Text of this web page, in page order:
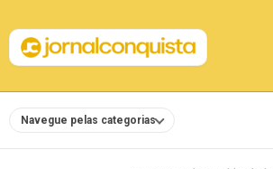
Navegue pelas categorias